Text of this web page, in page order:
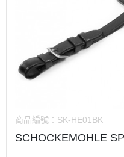
商品編號： SK-HE01BK
SCHOCKEMOHLE